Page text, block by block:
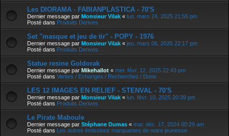
Les DIORAMA - FABIANPLASTICA - 70'S
Dernier message par Monsieur Vilak « lun. mars 24, 2025 21:55 pm
Posté dans Produits Derives
Set "masque et jeu de tir" - POPY - 1976
Dernier message par Monsieur Vilak « jeu. mars 06, 2025 22:17 pm
Posté dans Produits Derives
Statue resine Goldorak
Dernier message par Mikehallot « mer. févr. 12, 2025 22:43 pm
Posté dans Ventes / Echanges / Recherches / Dons
LES 12 IMAGES EN RELIEF - STENVAL - 70'S
Dernier message par Monsieur Vilak « lun. févr. 10, 2025 20:39 pm
Posté dans Produits Derives
Le Pirate Maboule
Dernier message par Stéphane Dumas « mar. déc. 17, 2024 00:29 am
Posté dans Les autres émissions marquantes de notre jeunesse